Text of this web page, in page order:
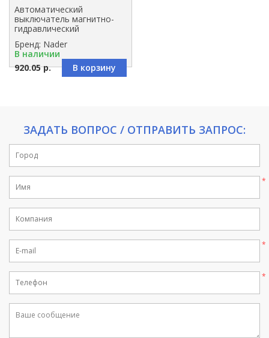
Автоматический
выключатель магнитно-
гидравлический
Бренд: Nader
В наличии
920.05 р.
В корзину
ЗАДАТЬ ВОПРОС / ОТПРАВИТЬ ЗАПРОС:
you
are
human,
this
field